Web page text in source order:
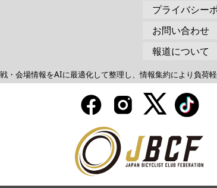
プライバシー
お問い合わせ
報道について
・会場情報をAIに最適化して整理し、情報集約により負荷